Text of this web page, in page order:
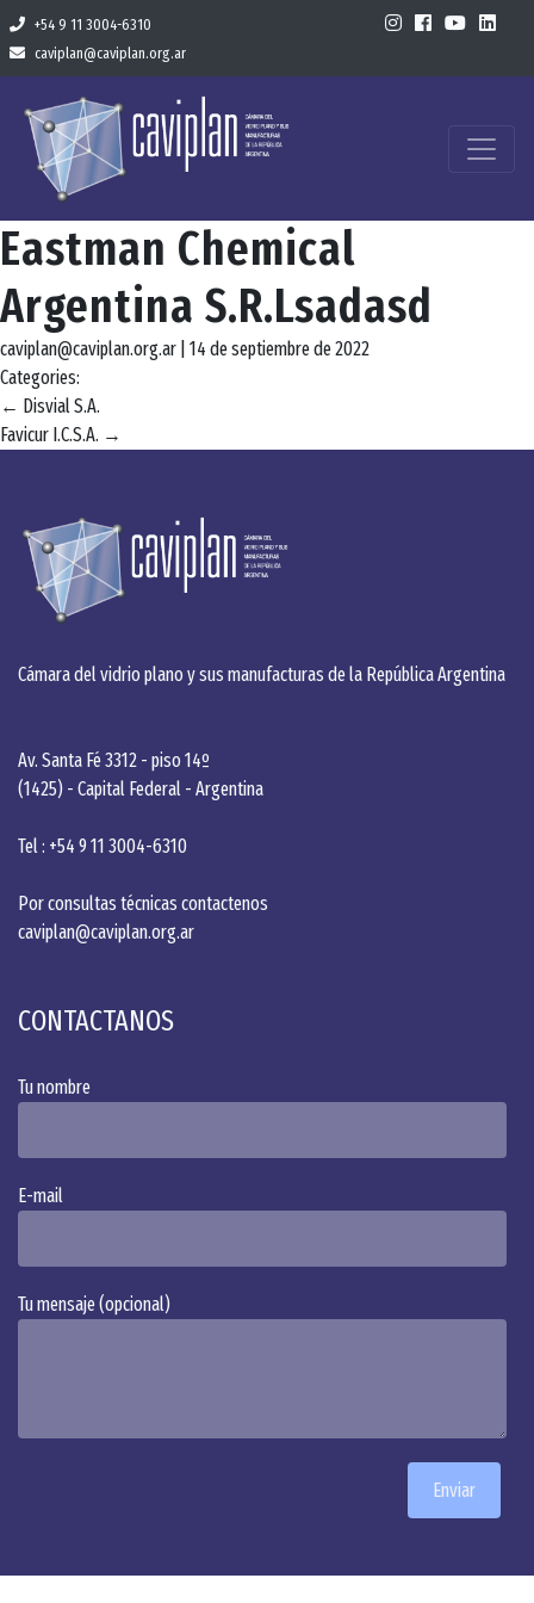
+54 9 11 3004-6310
caviplan@caviplan.org.ar
Eastman Chemical
Argentina S.R.Lsadasd
caviplan@caviplan.org.ar 14 de septiembre de 2022
Categories:
Navegación
de
← Disvial S.A.
Favicur I.C.S.A. →
Cámara del vidrio plano y sus manufacturas de la República Argentina
Av. Santa Fé 3312 - piso 14º
(1425) - Capital Federal - Argentina
Tel : +54 9 11 3004-6310
Por consultas técnicas contactenos
caviplan@caviplan.org.ar
CONTACTANOS
Tu nombre
E-mail
Tu mensaje (opcional)
Alternative: